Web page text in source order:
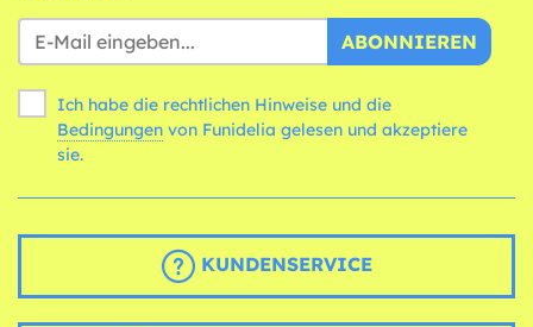
ABONNIEREN
Ich habe die rechtlichen Hinweise und die
Bedingungen
sie.
KUNDENSERVICE